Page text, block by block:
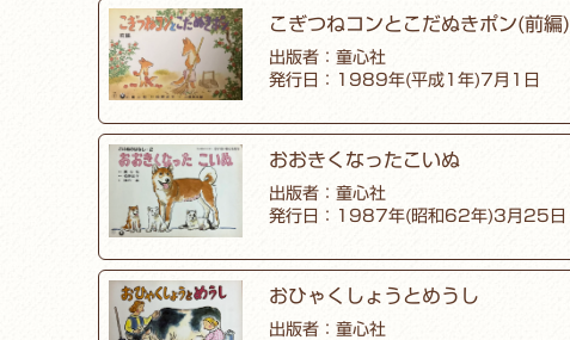
こぎつねコンとこだぬきポン(前編)
出版者：童心社
発行日：1989年(平成1年)7月1日
おおきくなったこいぬ
出版者：童心社
発行日：1987年(昭和62年)3月25日
おひゃくしょうとめうし
出版者：童心社